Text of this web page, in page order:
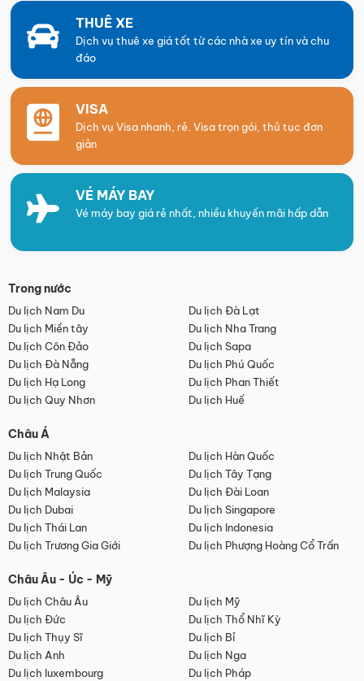
THUÊ XE
Dịch vụ thuê xe giá tốt từ các nhà xe uy tín và chu
đáo
VISA
Dịch vụ Visa nhanh, rẻ. Visa trọn gói, thủ tục đơn
giản
VÉ MÁY BAY
Vé máy bay giá rẻ nhất, nhiều khuyến mãi hấp dẫn
Trong nước
Du lịch Nam Du
Du lịch Đà Lạt
Du lịch Miền tây
Du lịch Nha Trang
Du lịch Côn Đảo
Du lịch Sapa
Du lịch Đà Nẵng
Du lịch Phú Quốc
Du lịch Hạ Long
Du lịch Phan Thiết
Du lịch Quy Nhơn
Du lịch Huế
Châu Á
Du lịch Nhật Bản
Du lịch Hàn Quốc
Du lịch Trung Quốc
Du lịch Tây Tạng
Du lịch Malaysia
Du lịch Đài Loan
Du lịch Dubai
Du lịch Singapore
Du lịch Thái Lan
Du lịch Indonesia
Du lịch Trương Gia Giới
Du lịch Phượng Hoàng Cổ Trấn
Châu Âu - Úc - Mỹ
Du lịch Châu Âu
Du lịch Mỹ
Du lịch Đức
Du lịch Thổ Nhĩ Kỳ
Du lịch Thụy Sĩ
Du lịch Bỉ
Du lịch Anh
Du lịch Nga
Du lịch luxembourg
Du lịch Pháp